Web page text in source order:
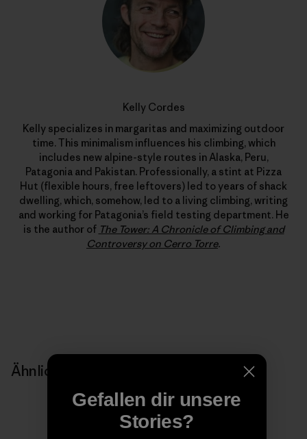
Kelly Cordes
Kelly specializes in margaritas and maximizing outdoor
time. This minimalism influences his climbing, which
includes new alpine-style routes in Alaska, Peru,
Patagonia and Pakistan. Professionally, a stint at Pizza
Hut (flexible hours, free leftovers) led to years of shack
dwelling, which, somehow, led to a living climbing, writing
and working for Patagonia’s field testing department. He
is the author of The Tower: A Chronicle of Climbing and
Controversy on Cerro Torre.
Ähnliche Storys
Gefallen dir unsere
Stories?